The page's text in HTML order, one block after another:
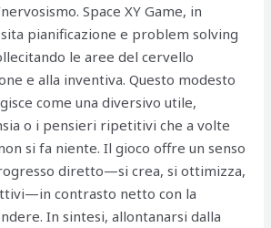
Space XY Game, in
pianificazione e problem solving
le aree del cervello
e alla inventiva. Questo modesto
come una diversivo utile,
o i pensieri ripetitivi che a volte
si fa niente. Il gioco offre un senso
diretto—si crea, si ottimizza,
contrasto netto con la
In sintesi, allontanarsi dalla